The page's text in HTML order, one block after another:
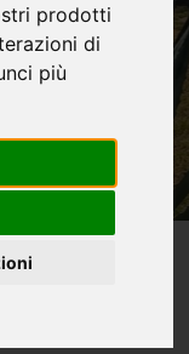
prodotti
di
più